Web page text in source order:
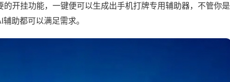
开挂功能，一键便可以生成出手机打牌专用辅助器，不管你是
助都可以满足需求。